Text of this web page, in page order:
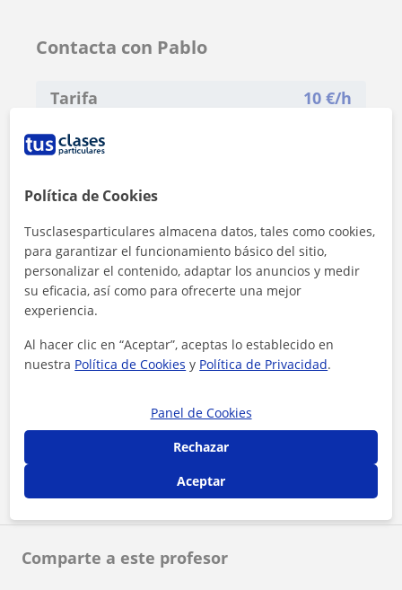
Comparte a este profesor
Contacta con Pablo
Tarifa 10 €/h
Al hacer clic, aceptas nuestro aviso legaly de
Política de Cookies
Tusclasesparticulares almacena datos, tales como cookies,
para garantizar el funcionamiento básico del sitio,
personalizar el contenido, adaptar los anuncios y medir
su eficacia, así como para ofrecerte una mejor
experiencia.
Al hacer clic en “Aceptar”, aceptas lo establecido en
nuestra Política de Cookies y Política de Privacidad.
Panel de Cookies
Rechazar
Aceptar